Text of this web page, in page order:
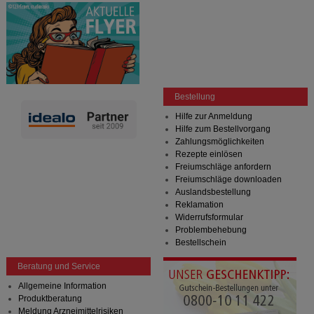
Bestellung
Hilfe zur Anmeldung
Hilfe zum Bestellvorgang
Zahlungsmöglichkeiten
Rezepte einlösen
Freiumschläge anfordern
Freiumschläge downloaden
Auslandsbestellung
Reklamation
Widerrufsformular
Problembehebung
Bestellschein
Beratung und Service
Allgemeine Information
Produktberatung
Meldung Arzneimittelrisiken